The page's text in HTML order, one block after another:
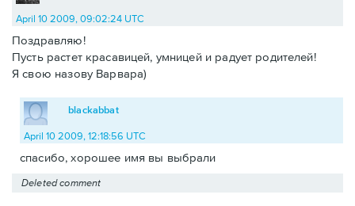
April 10 2009, 09:02:24 UTC
Поздравляю!
Пусть растет красавицей, умницей и радует родителей!
Я свою назову Варвара)
blackabbat
April 10 2009, 12:18:56 UTC
спасибо, хорошее имя вы выбрали
Deleted comment